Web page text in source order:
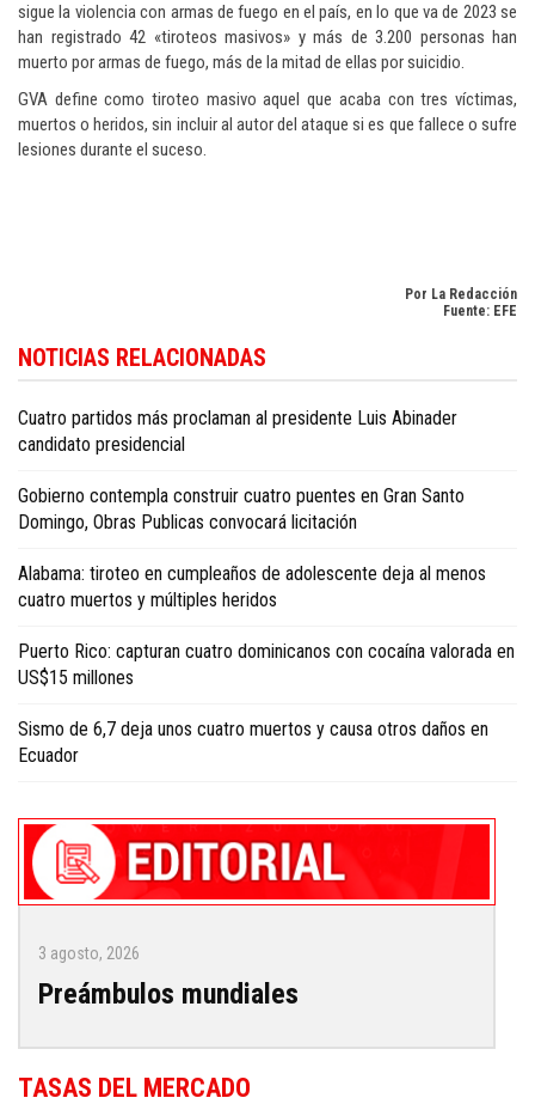
sigue la violencia con armas de fuego en el país, en lo que va de 2023 se
han registrado 42 «tiroteos masivos» y más de 3.200 personas han
muerto por armas de fuego, más de la mitad de ellas por suicidio.
GVA define como tiroteo masivo aquel que acaba con tres víctimas,
muertos o heridos, sin incluir al autor del ataque si es que fallece o sufre
lesiones durante el suceso.
Por La Redacción
Fuente: EFE
Dominicana, consulteDominican Republic news in English
NOTICIAS RELACIONADAS
Cuatro partidos más proclaman al presidente Luis Abinader
candidato presidencial
Gobierno contempla construir cuatro puentes en Gran Santo
Domingo, Obras Publicas convocará licitación
Alabama: tiroteo en cumpleaños de adolescente deja al menos
cuatro muertos y múltiples heridos
Puerto Rico: capturan cuatro dominicanos con cocaína valorada en
US$15 millones
Sismo de 6,7 deja unos cuatro muertos y causa otros daños en
Ecuador
3 agosto, 2026
Preámbulos mundiales
TASAS DEL MERCADO